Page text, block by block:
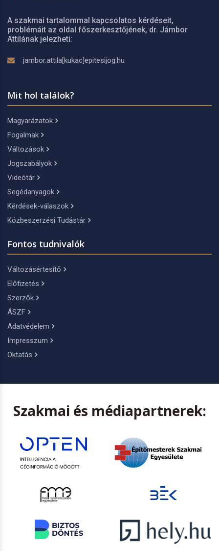
A szakmai tartalommal kapcsolatos kérdéseit,
problémáit az oldal főszerkesztőjének, dr. Jámbor
Attilának jelezheti:
jambor.attila[kukac]epitesijog.hu
Mit hol találok?
Magyarázatok
Fogalmak
Változások
Jogszabályok
Videótár
Segédanyagok
Kérdések-válaszok
Közbeszerzési Tudástár
Fontos tudnivalók
Változásértesítő
Előfizetés
Szerzők
ÁSZF
Adatvédelem
Impresszum
Oktatás
Szakmai és médiapartnerek: